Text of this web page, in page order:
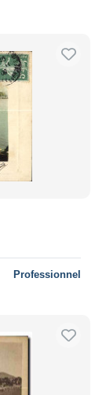
Professionnel